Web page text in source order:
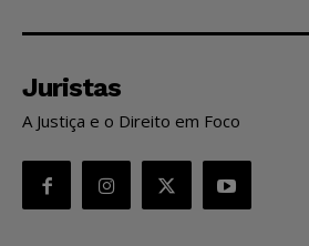
Juristas
A Justiça e o Direito em Foco